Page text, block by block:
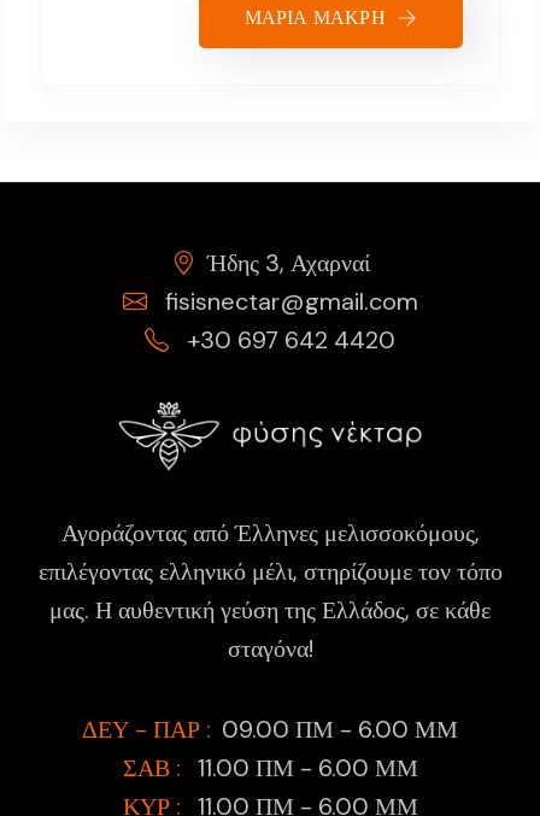
ΜΑΡΙΑ ΜΑΚΡΗ
Ήδης 3, Αχαρναί
fisisnectar@gmail.com
+30 697 642 4420
Αγοράζοντας από Έλληνες μελισσοκόμους,
επιλέγοντας ελληνικό μέλι, στηρίζουμε τον τόπο
μας. Η αυθεντική γεύση της Ελλάδος, σε κάθε
σταγόνα!
ΔΕΥ - ΠΑΡ : 09.00 ΠΜ - 6.00 ΜΜ
ΣΑΒ : 11.00 ΠΜ - 6.00 ΜΜ
ΚΥΡ : 11.00 ΠΜ - 6.00 ΜΜ